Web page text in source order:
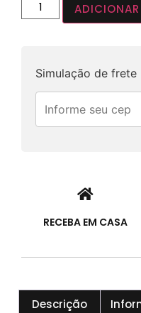
Simulação de frete
RECEBA EM CASA
Descrição